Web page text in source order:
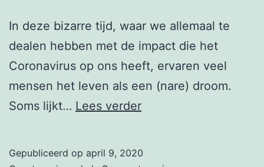
In deze bizarre tijd, waar we allemaal te
dealen hebben met de impact die het
Coronavirus op ons heeft, ervaren veel
mensen het leven als een (nare) droom.
Soms lijkt… Lees verderJurassic
Gepubliceerd op april 9, 2020